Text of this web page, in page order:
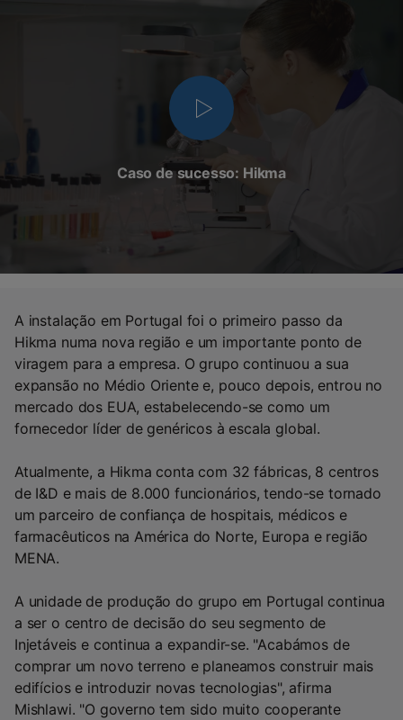
Caso de sucesso: Hikma
A instalação em Portugal foi o primeiro passo da
Hikma numa nova região e um importante ponto de
viragem para a empresa. O grupo continuou a sua
expansão no Médio Oriente e, pouco depois, entrou no
mercado dos EUA, estabelecendo-se como um
fornecedor líder de genéricos à escala global.
Atualmente, a Hikma conta com 32 fábricas, 8 centros
de I&D e mais de 8.000 funcionários, tendo-se tornado
um parceiro de confiança de hospitais, médicos e
farmacêuticos na América do Norte, Europa e região
MENA.
A unidade de produção do grupo em Portugal continua
a ser o centro de decisão do seu segmento de
Injetáveis e continua a expandir-se. "Acabámos de
comprar um novo terreno e planeamos construir mais
edifícios e introduzir novas tecnologias", afirma
Mishlawi. "O governo tem sido muito cooperante